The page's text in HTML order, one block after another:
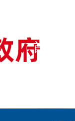
首页